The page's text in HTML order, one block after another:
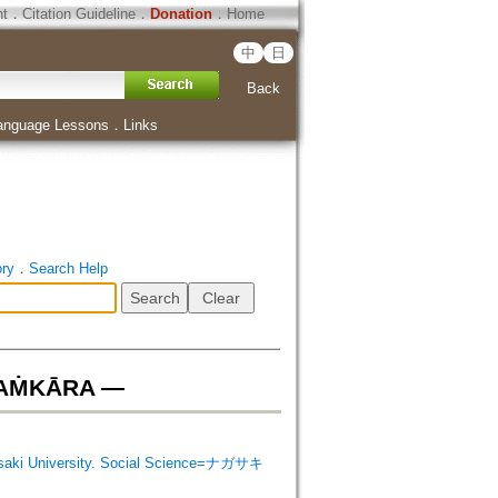
．Citation Guideline． Donation．Home
中 日
Back
Lessons ． Links
． Search Help
—
University. Social Science=ナガサキ